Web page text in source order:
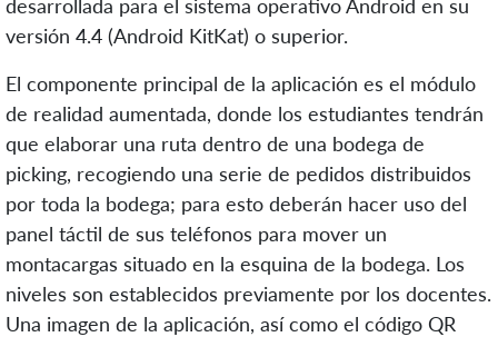
desarrollada para el sistema operativo Android en su
versión 4.4 (Android KitKat) o superior.
El componente principal de la aplicación es el módulo
de realidad aumentada, donde los estudiantes tendrán
que elaborar una ruta dentro de una bodega de
picking, recogiendo una serie de pedidos distribuidos
por toda la bodega; para esto deberán hacer uso del
panel táctil de sus teléfonos para mover un
montacargas situado en la esquina de la bodega. Los
niveles son establecidos previamente por los docentes.
Una imagen de la aplicación, así como el código QR